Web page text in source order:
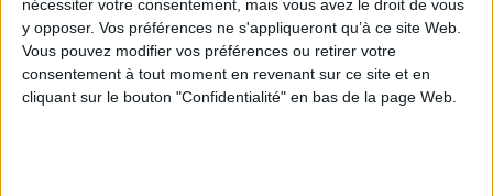
nécessiter votre consentement, mais vous avez le droit de vous
y opposer. Vos préférences ne s'appliqueront qu’à ce site Web.
Vous pouvez modifier vos préférences ou retirer votre
consentement à tout moment en revenant sur ce site et en
cliquant sur le bouton "Confidentialité" en bas de la page Web.
https://www.legifiscal.fr/actualites-fiscales/3176-
frais-notaire-ventes-immobilieres-departements-
salignent.html